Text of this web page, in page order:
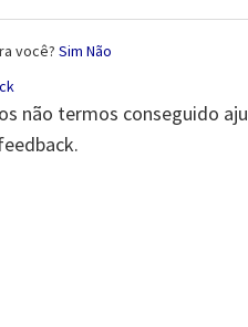
você? Sim Não
não termos conseguido